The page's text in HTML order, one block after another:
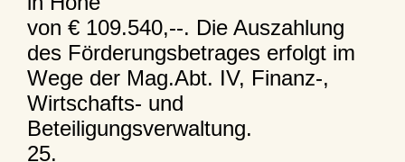
von € 109.540,--. Die Auszahlung
des Förderungsbetrages erfolgt im
Wege der Mag.Abt. IV, Finanz-,
Wirtschafts- und
Beteiligungsverwaltung.
25.